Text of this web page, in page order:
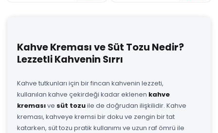
Kahve Kreması ve Süt Tozu Nedir?
Lezzetli Kahvenin Sırrı
Kahve tutkunları için bir fincan kahvenin lezzeti,
kullanılan kahve çekirdeği kadar eklenen kahve
kremasıve süt tozuile de doğrudan ilişkilidir. Kahve
kreması, kahveye kremsi bir doku ve zengin bir tat
katarken, süt tozu pratik kullanımı ve uzun raf ömrü ile